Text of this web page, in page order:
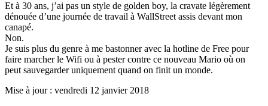
Et à 30 ans, j’ai pas un style de golden boy, la cravate légèrement
dénouée d’une journée de travail à WallStreet assis devant mon
canapé.
Non.
Je suis plus du genre à me bastonner avec la hotline de Free pour
faire marcher le Wifi ou à pester contre ce nouveau Mario où on
peut sauvegarder uniquement quand on finit un monde.
Mise à jour : vendredi 12 janvier 2018